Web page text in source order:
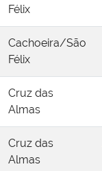
Félix
Cachoeira/São
Félix
Cruz das
Almas
Cruz das
Almas